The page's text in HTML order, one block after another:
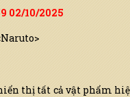
02/10/2025
thị tất cả vật phẩm